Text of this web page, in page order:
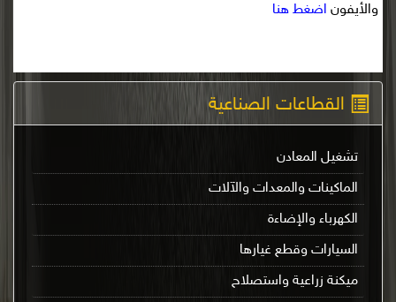
القطاعات الصناعية
تشغيل المعادن
الماكينات والمعدات والآلات
الكهرباء والإضاءة
السيارات وقطع غيارها
ميكنة زراعية واستصلاح
والأيفون اضغط هنا